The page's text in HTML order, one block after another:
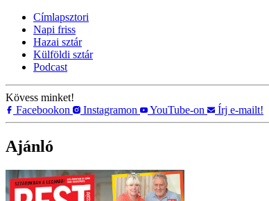
Címlapsztori
Napi friss
Hazai sztár
Külföldi sztár
Podcast
Kövess minket!
Facebookon
Instagramon YouTube-on Írj e-mailt!
Ajánló